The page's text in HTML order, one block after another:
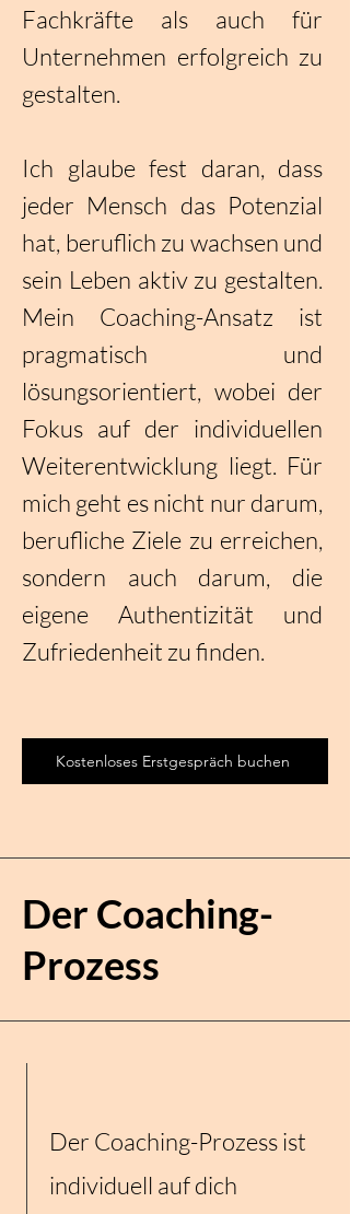
Fachkräfte als auch für
Unternehmen erfolgreich zu
gestalten.
Ich glaube fest daran, dass
jeder Mensch das Potenzial
hat, beruflich zu wachsen und
sein Leben aktiv zu gestalten.
Mein Coaching-Ansatz ist
pragmatisch und
lösungsorientiert, wobei der
Fokus auf der individuellen
Weiterentwicklung liegt. Für
mich geht es nicht nur darum,
berufliche Ziele zu erreichen,
sondern auch darum, die
eigene Authentizität und
Zufriedenheit zu finden.
Kostenloses Erstgespräch buchen
Der Coaching-
Prozess
Der Coaching-Prozess ist
individuell auf dich